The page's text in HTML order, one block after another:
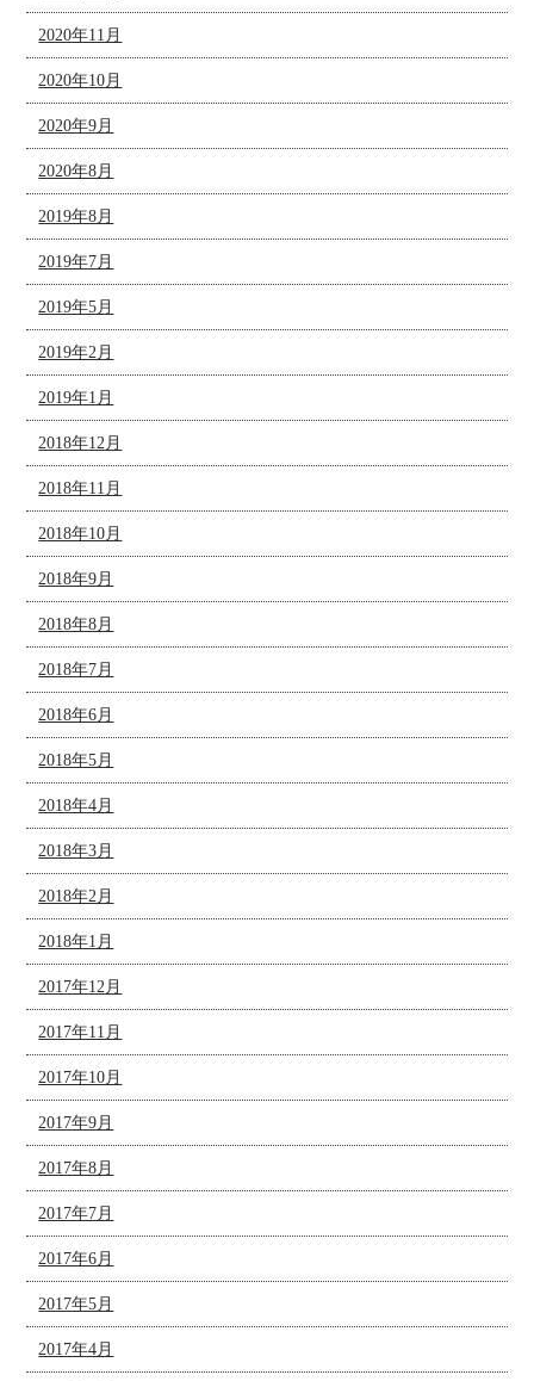
2020年11月
2020年10月
2020年9月
2020年8月
2019年8月
2019年7月
2019年5月
2019年2月
2019年1月
2018年12月
2018年11月
2018年10月
2018年9月
2018年8月
2018年7月
2018年6月
2018年5月
2018年4月
2018年3月
2018年2月
2018年1月
2017年12月
2017年11月
2017年10月
2017年9月
2017年8月
2017年7月
2017年6月
2017年5月
2017年4月